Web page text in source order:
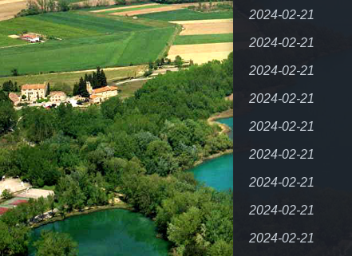
2024-02-21
2024-02-21
2024-02-21
2024-02-21
2024-02-21
2024-02-21
2024-02-21
2024-02-21
2024-02-21